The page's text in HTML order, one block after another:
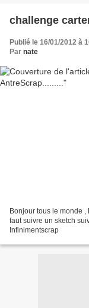
challenge
Publié le 16/01/2012 à
Par nate
Bonjour tous le monde
faut suivre un sketch
Infinimentscrap